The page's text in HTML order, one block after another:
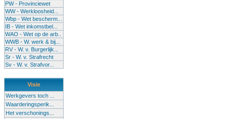
PW - Provinciewet
WW - Werkloosheid...
Wbp - Wet bescherm...
IB - Wet inkomstbel...
WAO - Wet op de arb..
WWB - W. werk & bij...
RV - W. v. Burgerlijk...
Sr - W. v. Strafrecht
Sv - W. v. Strafvor...
Visie
Werkgevers toch ...
Waarderingsperik...
Het verschonings...